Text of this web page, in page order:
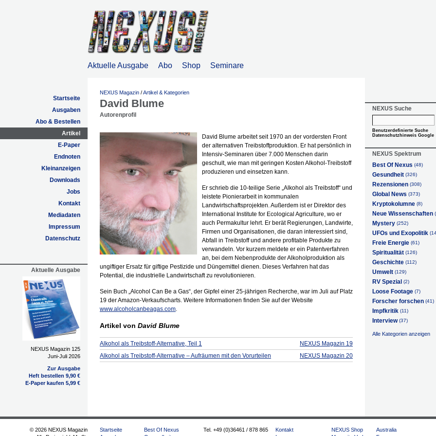
Aktuelle Ausgabe Abo Shop Seminare
Startseite
Ausgaben
Abo & Bestellen
Artikel
E-Paper
Endnoten
Kleinanzeigen
Downloads
Jobs
Kontakt
Mediadaten
Impressum
Datenschutz
Aktuelle Ausgabe
NEXUS Magazin 125
Juni-Juli 2026
Zur Ausgabe
Heft bestellen 9,90 €
E-Paper kaufen 5,99 €
NEXUS Magazin /Artikel & Kategorien
David Blume
Autorenprofil
David Blume arbeitet seit 1970 an der vordersten Front
der alternativen Treibstoffproduktion. Er hat persönlich in
Intensiv-Seminaren über 7.000 Menschen darin
geschult, wie man mit geringen Kosten Alkohol-Treibstoff
produzieren und einsetzen kann.
Er schrieb die 10-teilige Serie „Alkohol als Treibstoff“ und
leistete Pionierarbeit in kommunalen
Landwirtschaftsprojekten. Außerdem ist er Direktor des
International Institute for Ecological Agriculture, wo er
auch Permakultur lehrt. Er berät Regierungen, Landwirte,
Firmen und Organisationen, die daran interessiert sind,
Abfall in Treibstoff und andere profitable Produkte zu
verwandeln. Vor kurzem meldete er ein Patentverfahren
an, bei dem Nebenprodukte der Alkoholproduktion als
ungiftiger Ersatz für giftige Pestizide und Düngemittel dienen. Dieses Verfahren hat das
Potential, die industrielle Landwirtschaft zu revolutionieren.
Sein Buch „Alcohol Can Be a Gas“, der Gipfel einer 25-jährigen Recherche, war im Juli auf Platz
19 der Amazon-Verkaufscharts. Weitere Informationen finden Sie auf der Website
www.alcoholcanbeagas.com.
Artikel von David Blume
Alkohol als Treibstoff-Alternative, Teil 1
NEXUS Magazin 19
Alkohol als Treibstoff-Alternative – Aufräumen mit den Vorurteilen
NEXUS Magazin 20
NEXUS Suche
Benutzerdefinierte Suche
Datenschutzhinweis Google
NEXUS Spektrum
Best Of Nexus (48)
Gesundheit (326)
Rezensionen (308)
Global News (373)
Kryptokolumne (8)
Neue Wissenschaften
Mystery (252)
UFOs und Exopolitik
Freie Energie (61)
Spiritualität (126)
Geschichte (112)
Umwelt (129)
RV Spezial (2)
Loose Footage (7)
Forscher forschen (41)
Impfkritik (11)
Interview(37)
Alle Kategorien anzeigen
© 2026 NEXUS Magazin
Startseite
Best Of Nexus
Tel. +49 (0)36461 / 878 865
Kontakt
NEXUS Shop
Australia